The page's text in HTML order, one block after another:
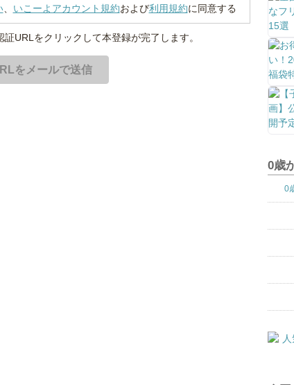
、 いこーよアカウント規約および利用規約に同意する
URLをクリックして本登録が完了します。
0歳
0